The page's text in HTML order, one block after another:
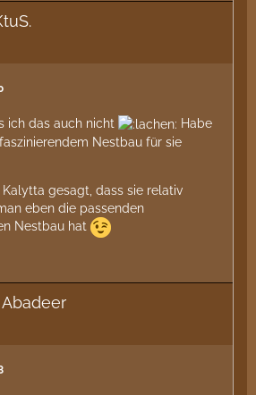
ich das auch nicht
Habe
Nestbau für sie
gesagt, dass sie relativ
eben die passenden
Nestbau hat